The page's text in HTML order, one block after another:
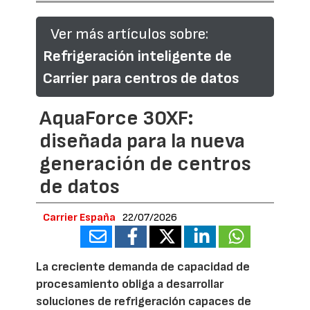
Ver más artículos sobre:
Refrigeración inteligente de
Carrier para centros de datos
AquaForce 30XF:
diseñada para la nueva
generación de centros
de datos
Carrier España 22/07/2026
La creciente demanda de capacidad de
procesamiento obliga a desarrollar
soluciones de refrigeración capaces de